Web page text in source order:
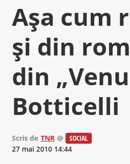
Aşa cum
şi din
din
Botticelli
Scris de TNR @
SOCIAL
27 mai 2010 14:44